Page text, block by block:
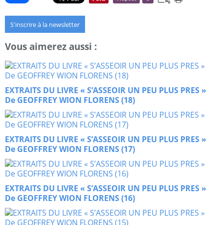
S'inscrire à la newsletter
Vous aimerez aussi :
EXTRAITS DU LIVRE « S’ASSEOIR UN PEU PLUS PRES »
De GEOFFREY WION FLORENS (18)
EXTRAITS DU LIVRE « S’ASSEOIR UN PEU PLUS PRES »
De GEOFFREY WION FLORENS (17)
EXTRAITS DU LIVRE « S’ASSEOIR UN PEU PLUS PRES »
De GEOFFREY WION FLORENS (16)